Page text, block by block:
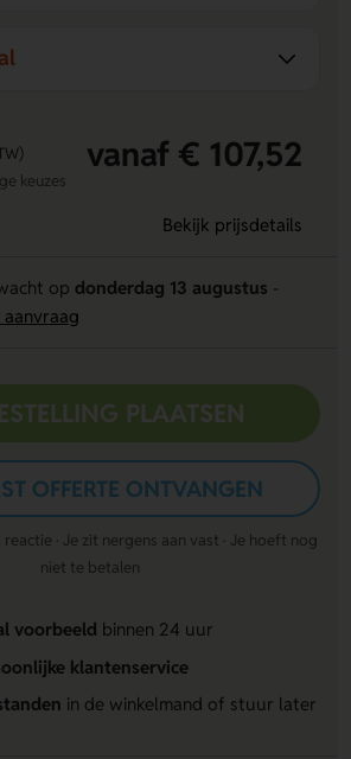
vanaf € 107,52
keuzes
Bekijk prijsdetails
op donderdag 13 augustus
PLAATSEN
OFFERTE ONTVANGEN
· Je zit nergens aan vast · Je hoeft nog
niet te betalen
voorbeeldbinnen 24 uur
klantenservice
in de winkelmand of stuur later